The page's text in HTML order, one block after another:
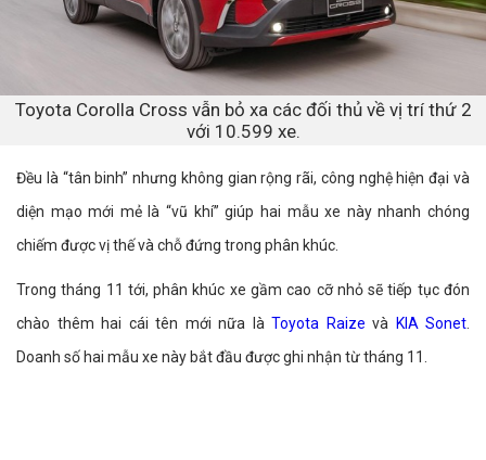
Toyota Corolla Cross vẫn bỏ xa các đối thủ về vị trí thứ 2
với 10.599 xe.
Đều là “tân binh” nhưng không gian rộng rãi, công nghệ hiện đại và
diện mạo mới mẻ là “vũ khí” giúp hai mẫu xe này nhanh chóng
chiếm được vị thế và chỗ đứng trong phân khúc.
Trong tháng 11 tới, phân khúc xe gầm cao cỡ nhỏ sẽ tiếp tục đón
chào thêm hai cái tên mới nữa là Toyota Raize và KIA Sonet
Doanh số hai mẫu xe này bắt đầu được ghi nhận từ tháng 11.​